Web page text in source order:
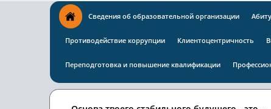
Сведения об образовательной организации
Противодействие коррупции Клиентоцентричность
Переподготовка и повышение квалификации